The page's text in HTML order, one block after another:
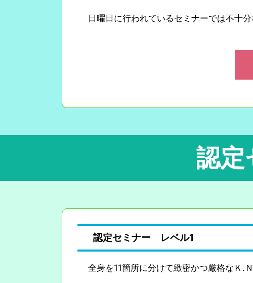
日曜日に行われているセミナーでは不十
認定
認定セミナー レベル1
全身を11箇所に分けて緻密かつ厳格なＫ.